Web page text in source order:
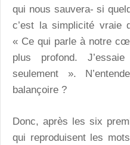
qui nous sauvera- si
c’est la simplicité vraie
« Ce qui parle à notre
plus profond.
seulement ».
balançoire ?
Donc, après les six
qui reproduisent les